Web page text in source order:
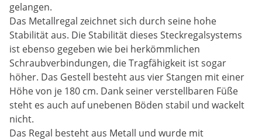
gelangen.
Das Metallregal zeichnet sich durch seine hohe
Stabilität aus. Die Stabilität dieses Steckregalsystems
ist ebenso gegeben wie bei herkömmlichen
Schraubverbindungen, die Tragfähigkeit ist sogar
höher. Das Gestell besteht aus vier Stangen mit einer
Höhe von je 180 cm. Dank seiner verstellbaren Füße
steht es auch auf unebenen Böden stabil und wackelt
nicht.
Das Regal besteht aus Metall und wurde mit